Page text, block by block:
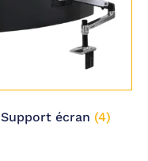
Support écran (4)